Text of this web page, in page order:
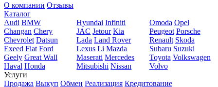
О компании Отзывы
Каталог
Audi BMW
Changan Chery
Chevrolet Datsun
Exeed Fiat Ford
Geely Great Wall
Haval Honda
Hyundai Infiniti
JAC Jetour Kia
Lada Land Rover
Lexus Li Mazda
Maserati Mercedes
Mitsubishi Nissan
Omoda Opel
Peugeot Porsche
Renault Skoda
Subaru Suzuki
Toyota Volkswagen
Volvo
Услуги
Продажа Выкуп Обмен Реализация Кредитование